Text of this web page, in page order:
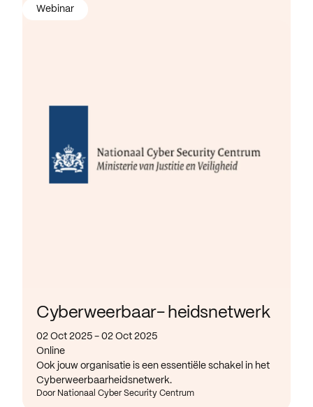
Cyberweerbaar- heidsnetwerk
02 Oct 2025 - 02 Oct 2025
Online
Ook jouw organisatie is een essentiële schakel in het
Cyberweerbaarheidsnetwerk.
Door Nationaal Cyber Security Centrum
Webinar